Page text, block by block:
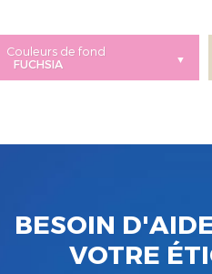
Couleurs de fond
BESOIN
VOTRE